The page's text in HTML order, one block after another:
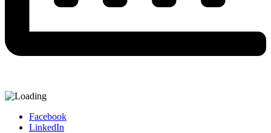
Facebook
LinkedIn